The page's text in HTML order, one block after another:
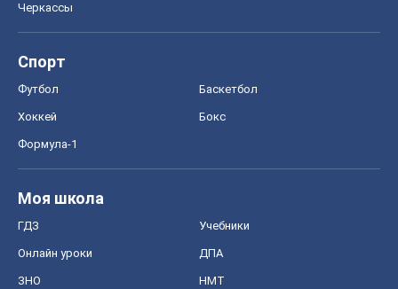
Черкассы
Спорт
Футбол Баскетбол
Хоккей Бокс
Формула-1
Моя школа
ГДЗ Учебники
Онлайн уроки ДПА
ЗНО НМТ